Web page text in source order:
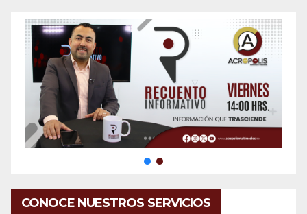
CONOCE NUESTROS SERVICIOS